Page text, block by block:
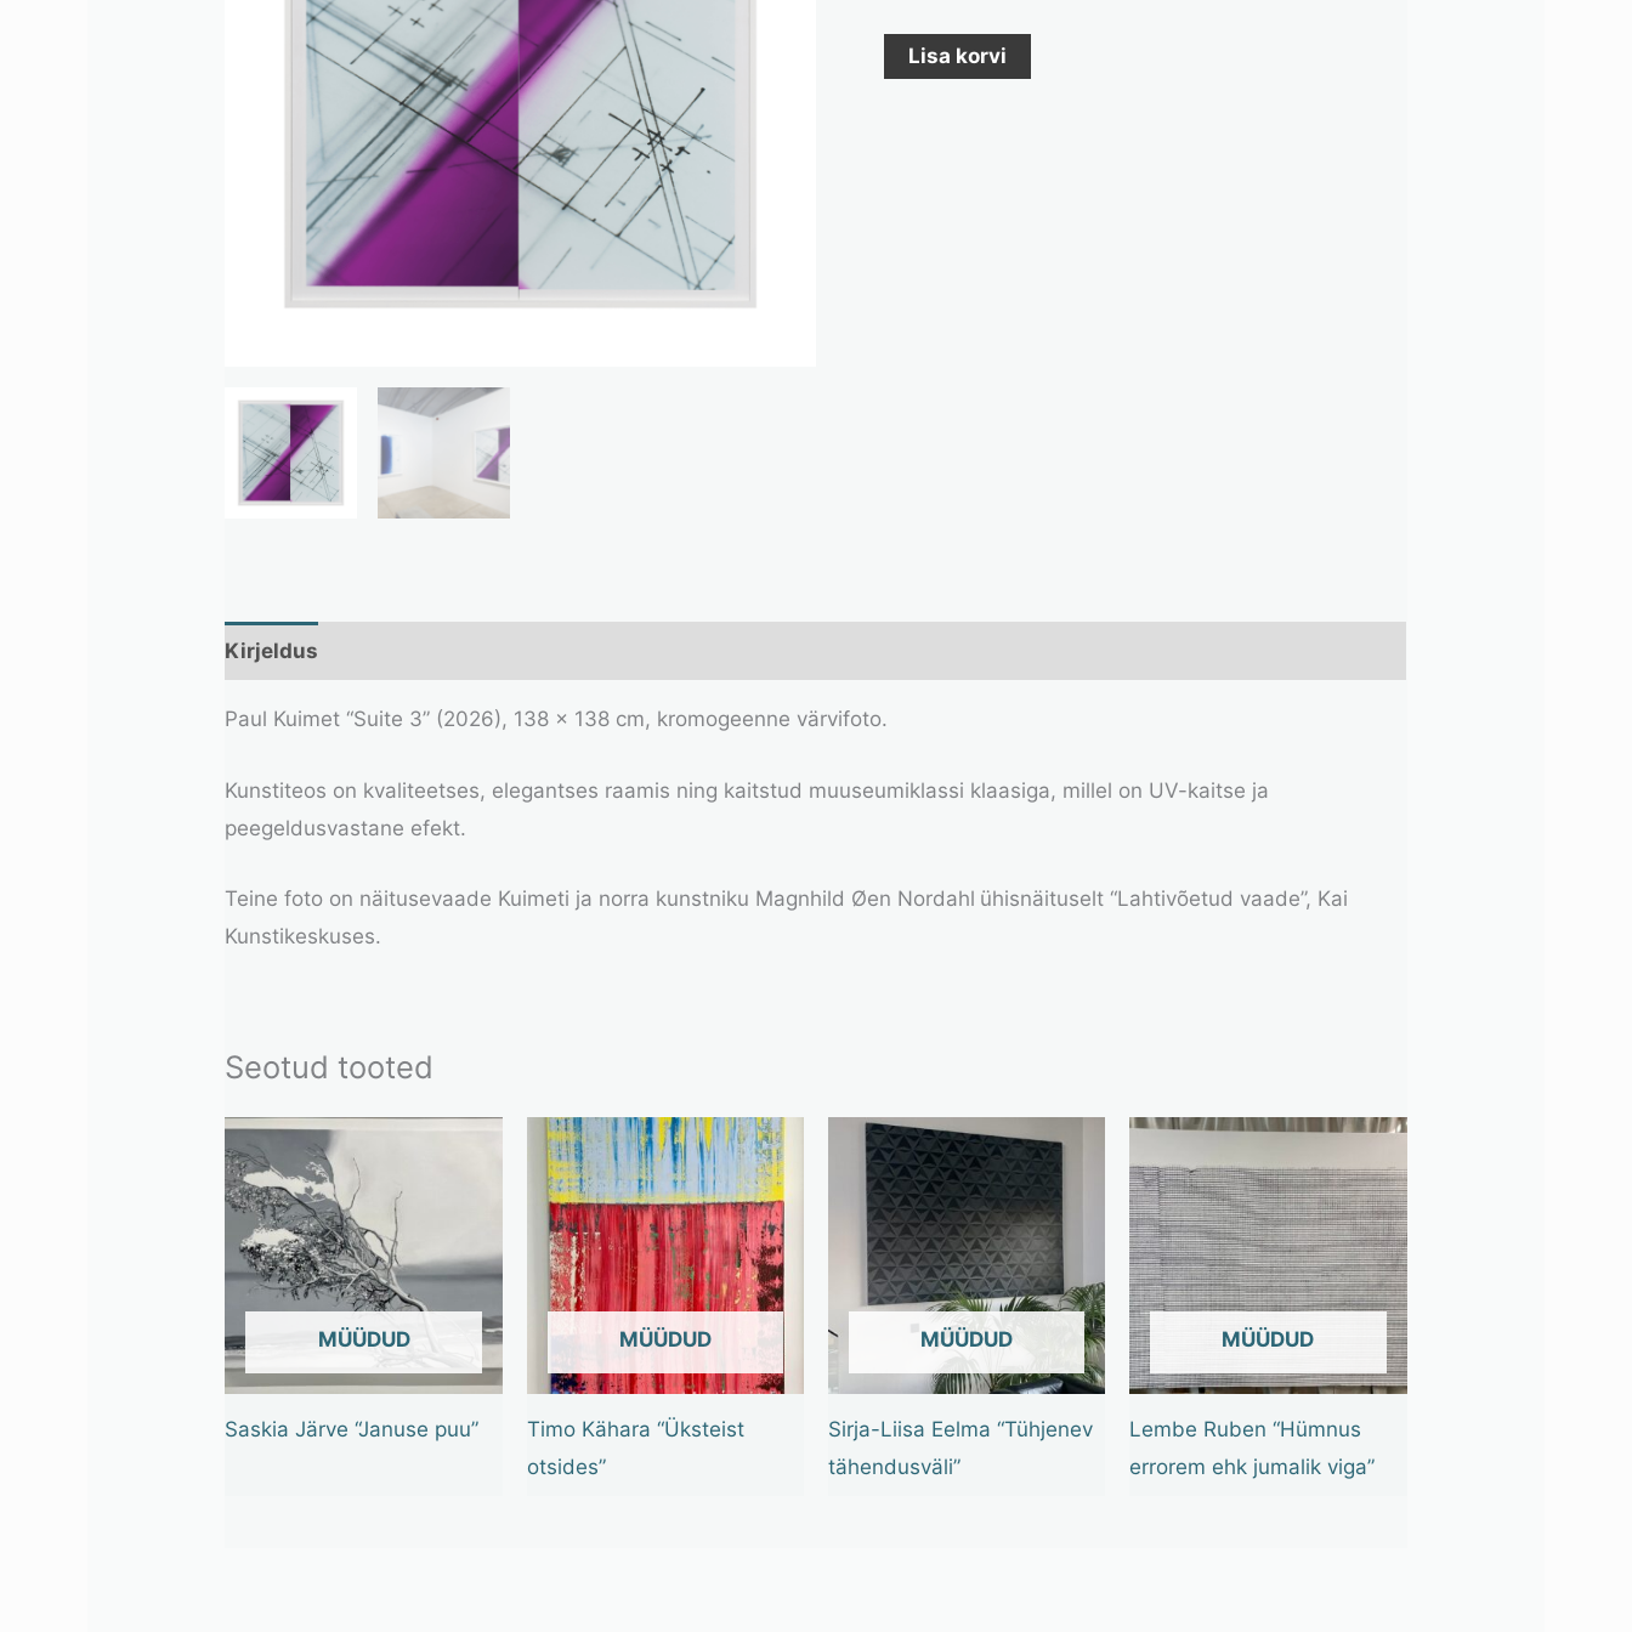
Lisa korvi
Kirjeldus
Paul Kuimet “Suite 3” (2026), 138 × 138 cm, kromogeenne värvifoto.
Kunstiteos on kvaliteetses, elegantses raamis ning kaitstud muuseumiklassi klaasiga, millel on UV-kaitse ja
peegeldusvastane efekt.
Teine foto on näitusevaade Kuimeti ja norra kunstniku Magnhild Øen Nordahl ühisnäituselt “Lahtivõetud vaade”, Kai
Kunstikeskuses.
Seotud tooted
OUT OF STOCK
Saskia Järve “Januse puu”
OUT OF STOCK
Timo Kähara “Üksteist
otsides”
OUT OF STOCK
Sirja-Liisa Eelma “Tühjenev
tähendusväli”
OUT OF STOCK
Lembe Ruben “Hümnus
errorem ehk jumalik viga”